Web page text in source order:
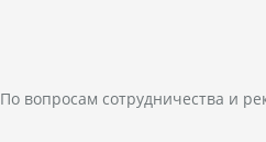
По вопросам сотрудничества и